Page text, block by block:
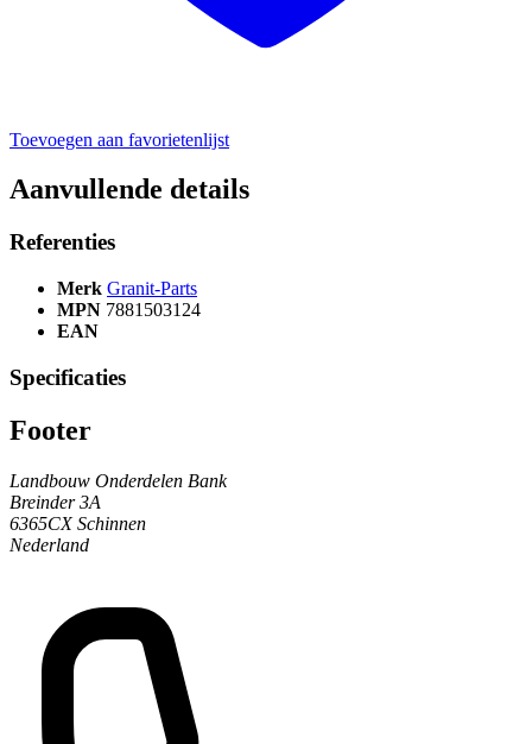
Toevoegen aan favorietenlijst
Aanvullende details
Referenties
Merk Granit-Parts
MPN 7881503124
EAN
Specificaties
Footer
Landbouw Onderdelen Bank
Breinder 3A
6365CX Schinnen
Nederland